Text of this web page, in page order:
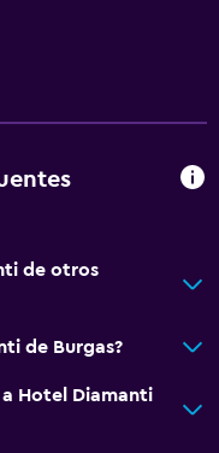
de otros
de Burgas?
a Hotel Diamanti